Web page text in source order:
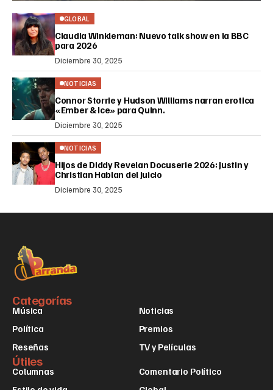
GLOBAL
Claudia Winkleman: Nuevo talk show en la BBC
para 2026
Diciembre 30, 2025
NOTICIAS
Connor Storrie y Hudson Williams narran erotica
«Ember & Ice» para Quinn.
Diciembre 30, 2025
NOTICIAS
Hijos de Diddy Revelan Docuserie 2026: Justin y
Christian Hablan del Juicio
Diciembre 30, 2025
Categorías
Música
Noticias
Política
Premios
Reseñas
TV y Películas
Útiles
Columnas
Comentario Político